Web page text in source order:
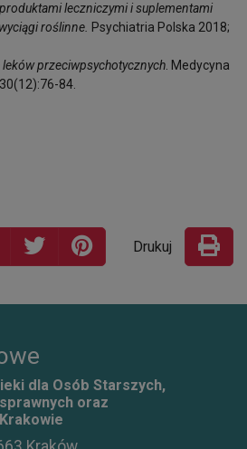
leczniczymi i suplementami
roślinne. Psychiatria Polska 2018;
przeciwpsychotycznych . Medycyna
84.
Drukuj
dla Osób Starszych,
oraz